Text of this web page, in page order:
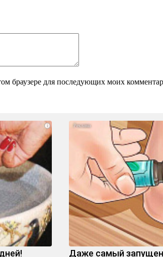
браузере для последующих моих
i
Даже самый